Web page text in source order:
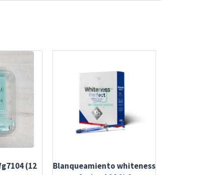
(12
Blanqueamiento whiteness